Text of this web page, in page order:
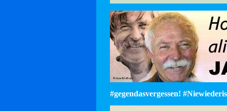
#gegendasvergessen!